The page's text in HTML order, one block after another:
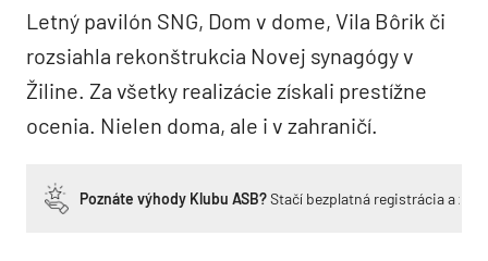
Letný pavilón SNG, Dom v dome, Vila Bôrik či
rozsiahla rekonštrukcia Novej synagógy v
Žiline. Za všetky realizácie získali prestížne
ocenia. Nielen doma, ale i v zahraničí.
Poznáte výhody Klubu ASB?Stačí bezplatná registrácia a